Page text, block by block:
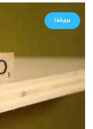
Гайди